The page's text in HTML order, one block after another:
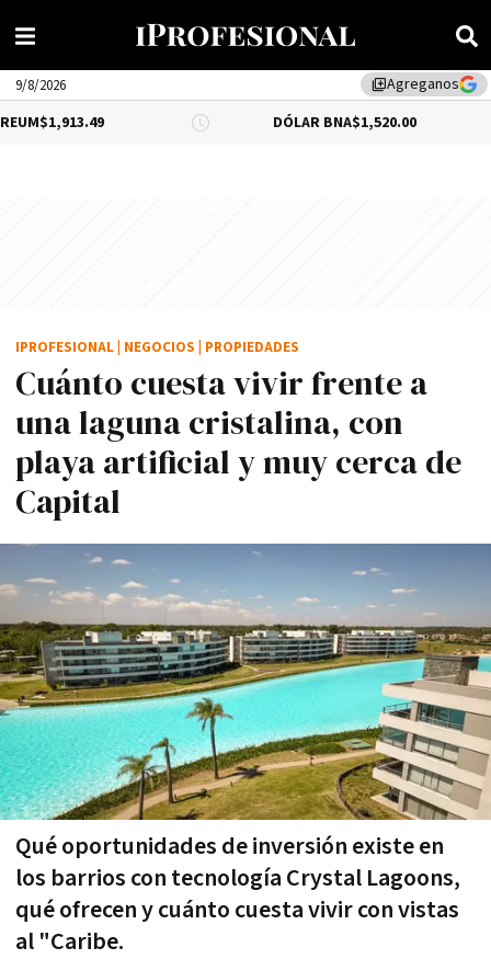
library_addAgreganos
9/8/2026
DÓLAR BNA $1,520.00
Cuánto cuesta vivir frente a
una laguna cristalina, con
playa artificial y muy cerca de
Capital
Qué oportunidades de inversión existe en
los barrios con tecnología Crystal Lagoons,
qué ofrecen y cuánto cuesta vivir con vistas
al "Caribe.
IPROFESIONAL NEGOCIOS PROPIEDADES